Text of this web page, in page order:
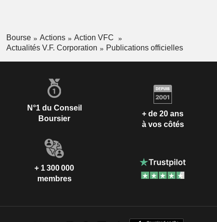
Bourse Actions
Action VFC
Actualités V.F. Corporation
Publications officielles
N°1 du Conseil
Boursier
+ de 20 ans
à vos côtés
+ 1 300 000
membres